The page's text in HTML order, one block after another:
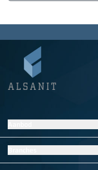
Lockers
Sanitaire wanden
Contractmeubilair